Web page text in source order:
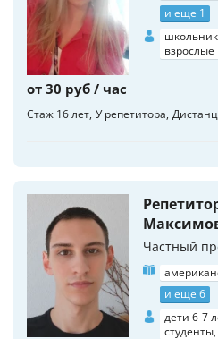
и еще 1
взрослые
от 30 руб / час
Стаж 16 лет У репетитора
Частный
и еще 6
дети 6-7